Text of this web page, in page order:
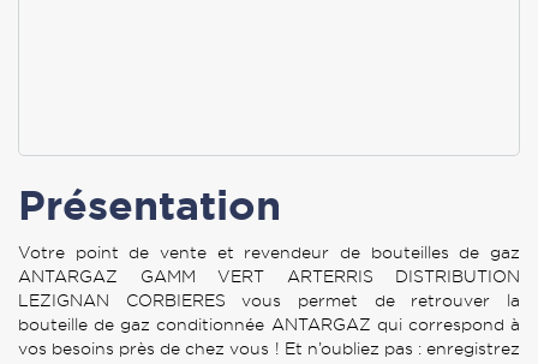
Présentation
Votre point de vente et revendeur de bouteilles de gaz
ANTARGAZ GAMM VERT ARTERRIS DISTRIBUTION
LEZIGNAN CORBIERES vous permet de retrouver la
bouteille de gaz conditionnée ANTARGAZ qui correspond à
vos besoins près de chez vous ! Et n’oubliez pas : enregistrez